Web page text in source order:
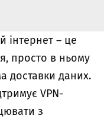
інтернет – це
просто в ньому
доставки даних.
VPN-
з